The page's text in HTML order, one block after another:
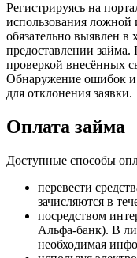
Регистрируясь на
использования
обязательно выявлен в
предоставлении
проверкой внесённых
Обнаружение ошибок и
для отклонения заявки.
Оплата займа
Доступные способы
перевести
зачисляются в
посредством
Альфа-банк). В
необходимая